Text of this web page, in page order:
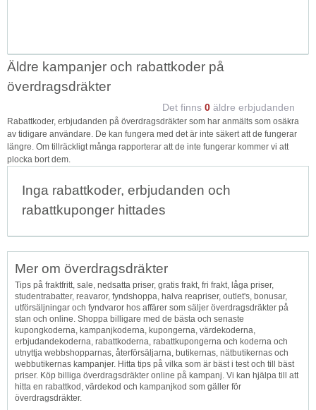
Äldre kampanjer och rabattkoder på
överdragsdräkter
Det finns 0 äldre erbjudanden
Rabattkoder, erbjudanden på överdragsdräkter som har anmälts som osäkra
av tidigare användare. De kan fungera med det är inte säkert att de fungerar
längre. Om tillräckligt många rapporterar att de inte fungerar kommer vi att
plocka bort dem.
Inga rabattkoder, erbjudanden och
rabattkuponger hittades
Mer om överdragsdräkter
Tips på fraktfritt, sale, nedsatta priser, gratis frakt, fri frakt, låga priser,
studentrabatter, reavaror, fyndshoppa, halva reapriser, outlet's, bonusar,
utförsäljningar och fyndvaror hos affärer som säljer överdragsdräkter på
stan och online. Shoppa billigare med de bästa och senaste
kupongkoderna, kampanjkoderna, kupongerna, värdekoderna,
erbjudandekoderna, rabattkoderna, rabattkupongerna och koderna och
utnyttja webbshopparnas, återförsäljarna, butikernas, nätbutikernas och
webbutikernas kampanjer. Hitta tips på vilka som är bäst i test och till bäst
priser. Köp billiga överdragsdräkter online på kampanj. Vi kan hjälpa till att
hitta en rabattkod, värdekod och kampanjkod som gäller för
överdragsdräkter.